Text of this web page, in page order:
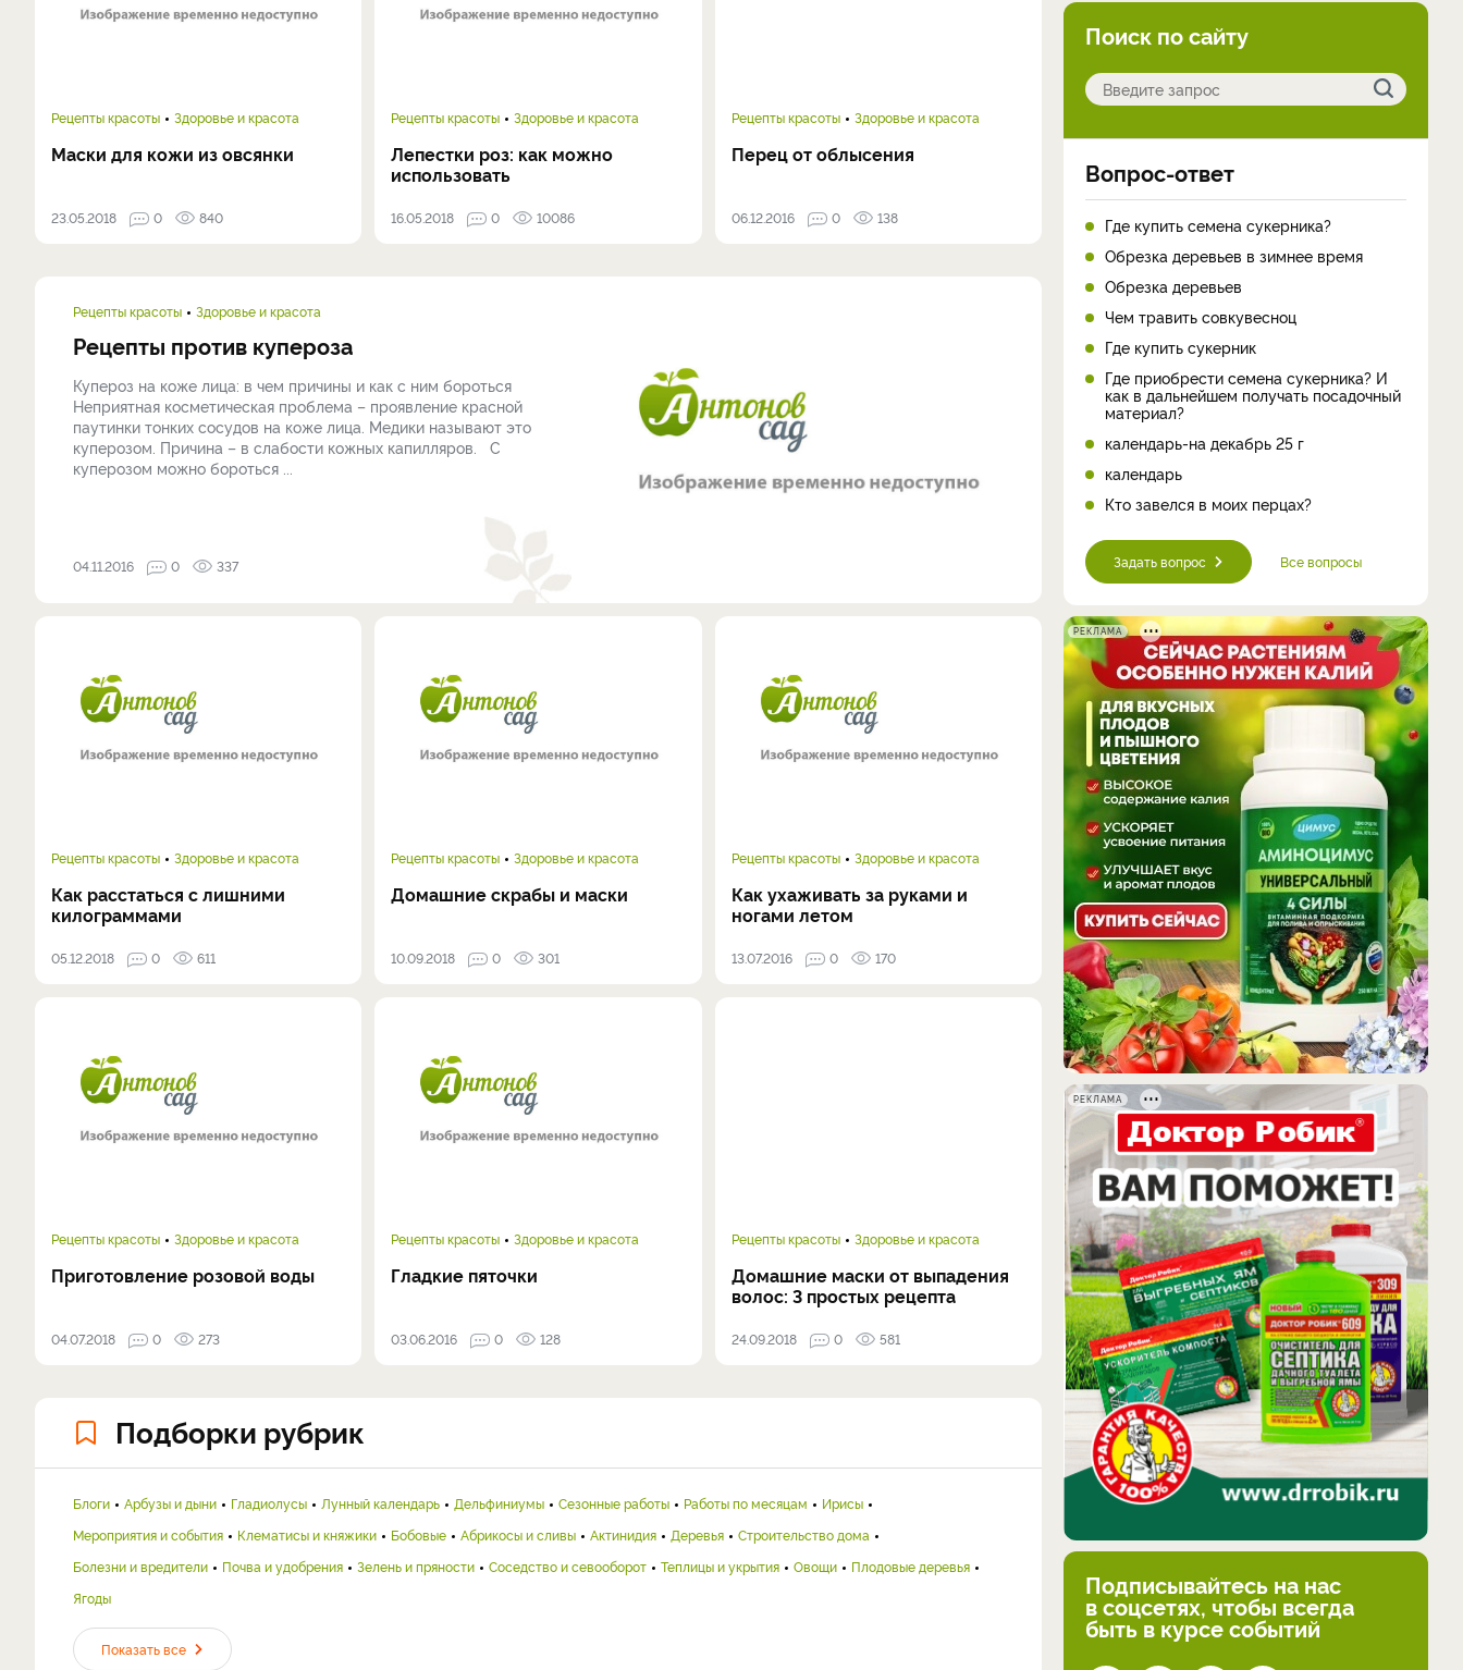
Рецепты красоты Здоровье и красота
Маски для кожи из овсянки
23.05.2018 0 840
Рецепты красоты Здоровье и красота
Лепестки роз: как можно
использовать
16.05.2018 0 10086
Рецепты красоты Здоровье и красота
Перец от облысения
06.12.2016 0 138
Рецепты красоты Здоровье и красота
Рецепты против купероза
Купероз на коже лица: в чем причины и как с ним бороться
Неприятная косметическая проблема – проявление красной
паутинки тонких сосудов на коже лица. Медики называют это
куперозом. Причина – в слабости кожных капилляров. С
куперозом можно бороться ...
04.11.2016 0 337
Рецепты красоты Здоровье и красота
Как расстаться с лишними
килограммами
05.12.2018 0 611
Рецепты красоты Здоровье и красота
Домашние скрабы и маски
10.09.2018 0 301
Рецепты красоты Здоровье и красота
Как ухаживать за руками и
ногами летом
13.07.2016 0 170
Рецепты красоты Здоровье и красота
Приготовление розовой воды
04.07.2018 0 273
Рецепты красоты Здоровье и красота
Гладкие пяточки
03.06.2016 0 128
Рецепты красоты Здоровье и красота
Домашние маски от выпадения
волос: 3 простых рецепта
24.09.2018 0 581
Подборки рубрик
Блоги Арбузы и дыни Гладиолусы Лунный календарь Дельфиниумы Сезонные работы Работы по месяцам
Ирисы
Мероприятия и события
Клематисы и княжики Бобовые Абрикосы и сливы Актинидия Деревья
Строительство дома
Болезни и вредители
Почва и удобрения Зелень и пряности Соседство и севооборот Теплицы и укрытия Овощи
Плодовые деревья
Ягоды
Показать все
Поиск по сайту
Вопрос-ответ
Где купить семена сукерника?
Обрезка деревьев в зимнее время
Обрезка деревьев
Чем травить совкувесноц
Где купить сукерник
Где приобрести семена сукерника? И
как в дальнейшем получать посадочный
материал?
календарь-на декабрь 25 г
календарь
Кто завелся в моих перцах?
Задать вопрос Все вопросы
РЕКЛАМА
РЕКЛАМА
Подписывайтесь на нас
в соцсетях, чтобы всегда
быть в курсе событий